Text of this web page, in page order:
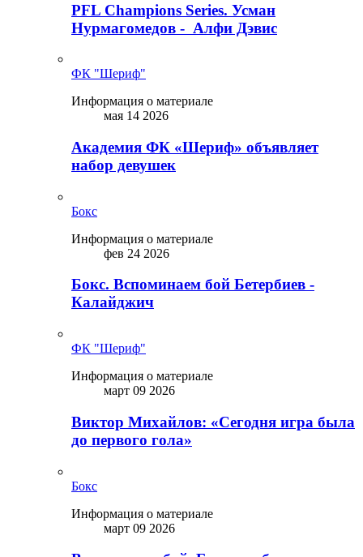
PFL Champions Series. Усман
Нурмагомедов - Алфи Дэвис
ФК "Шериф"
Информация о материале
мая 14 2026
Академия ФК «Шериф» объявляет
набор девушек
Бокс
Информация о материале
фев 24 2026
Бокс. Вспоминаем бой Бетербиев -
Калайджич
ФК "Шериф"
Информация о материале
март 09 2026
Виктор Михайлов: «Сегодня игра была
до первого гола»
Бокс
Информация о материале
март 09 2026